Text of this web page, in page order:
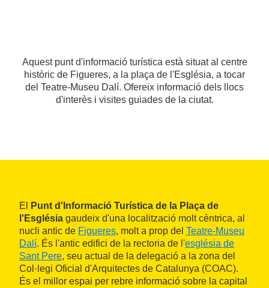
Aquest punt d'informació turística està situat al centre
històric de Figueres, a la plaça de l'Església, a tocar
del Teatre-Museu Dalí. Ofereix informació dels llocs
d'interès i visites guiades de la ciutat.
El
Punt d'Informació Turística de la Plaça de
l'Església gaudeix d'una localització molt cèntrica, al
nucli antic de Figueres, molt a prop del Teatre-Museu
Dalí. És l'antic edifici de la rectoria de l'església de
Sant Pere, seu actual de la delegació a la zona del
Col·legi Oficial d'Arquitectes de Catalunya (COAC).
És el millor espai per rebre informació sobre la capital